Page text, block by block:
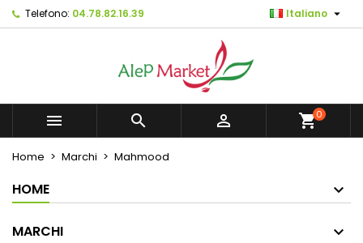
Telefono: 04.78.82.16.39 Italiano 
   shopping_cart0
Home Marchi Mahmood
HOME
MARCHI
Mes listes d'envies ×
Créer une nouvelle liste
((modalTitle)) ×
((confirmMessage))
((cancelText)) ((modalDeleteText))
Crea lista dei desideri ×
Nome lista dei desideri
Annulla
Accedi ×
Devi avere effettuato l'accesso per salvare dei
prodotti nella tua lista dei desideri.
Annulla Accedi